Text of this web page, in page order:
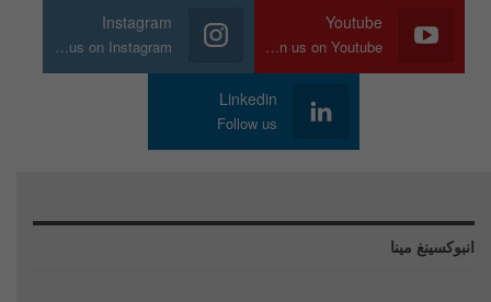
Youtube
Join us on Youtube
Instagram
Join us on Instagram
Linkedin
Follow us
انبوكسينغ مينا